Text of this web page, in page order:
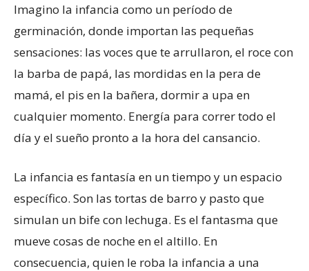
Imagino la infancia como un período de
germinación, donde importan las pequeñas
sensaciones: las voces que te arrullaron, el roce con
la barba de papá, las mordidas en la pera de
mamá, el pis en la bañera, dormir a upa en
cualquier momento. Energía para correr todo el
día y el sueño pronto a la hora del cansancio.
La infancia es fantasía en un tiempo y un espacio
específico. Son las tortas de barro y pasto que
simulan un bife con lechuga. Es el fantasma que
mueve cosas de noche en el altillo. En
consecuencia, quien le roba la infancia a una